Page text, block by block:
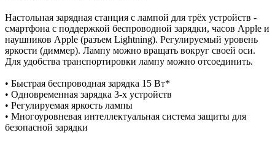
Настольная зарядная станция с лампой для трёх устройств -
смартфона с поддержкой беспроводной зарядки, часов Apple и
наушников Apple (разъем Lightning). Регулируемый уровень
яркости (диммер). Лампу можно вращать вокруг своей оси.
Для удобства транспортировки лампу можно отсоединить.
• Быстрая беспроводная зарядка 15 Вт*
• Одновременная зарядка 3-х устройств
• Регулируемая яркость лампы
• Многоуровневая интеллектуальная система защиты для
безопасной зарядки